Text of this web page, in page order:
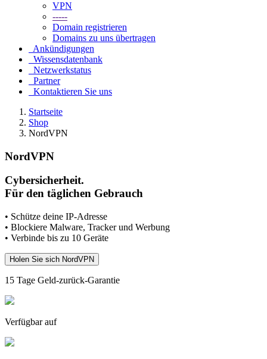
VPN
-----
Domain registrieren
Domains zu uns übertragen
Ankündigungen
Wissensdatenbank
Netzwerkstatus
Partner
Kontaktieren Sie uns
Startseite
Shop
NordVPN
NordVPN
Cybersicherheit.
Für den täglichen Gebrauch
• Schütze deine IP-Adresse
• Blockiere Malware, Tracker und Werbung
• Verbinde bis zu 10 Geräte
Holen Sie sich NordVPN
15 Tage Geld-zurück-Garantie
Verfügbar auf